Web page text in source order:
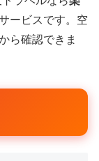
ービスです。空
ら確認できま